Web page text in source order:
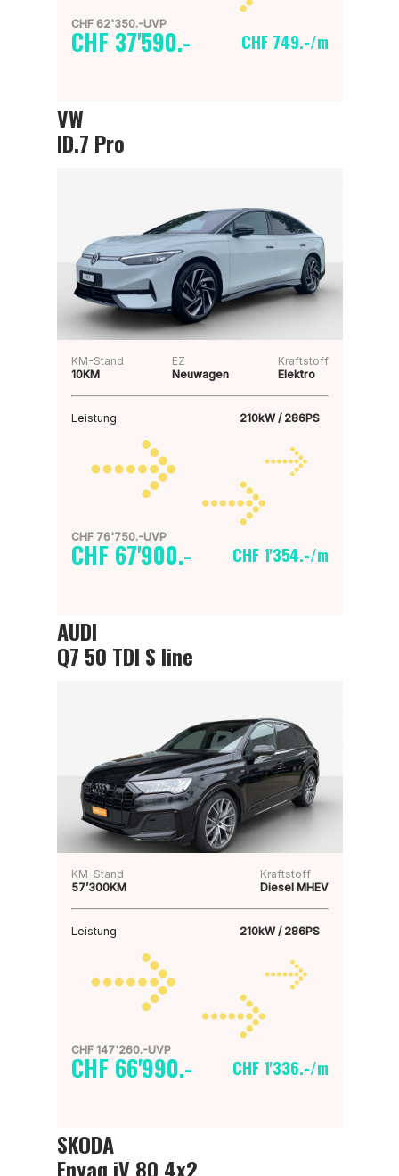
CHF 62'350.-UVP
CHF 37'590.- CHF 749.-/m
VW
ID.7 Pro
KM-Stand
10KM
EZ
Neuwagen
Kraftstoff
Elektro
Leistung 210kW / 286PS
CHF 76'750.-UVP
CHF 67'900.- CHF 1'354.-/m
AUDI
Q7 50 TDI S line
KM-Stand
57’300KM
Kraftstoff
Diesel MHEV
Leistung 210kW / 286PS
CHF 147'260.-UVP
CHF 66'990.- CHF 1'336.-/m
SKODA
Enyaq iV 80 4x2